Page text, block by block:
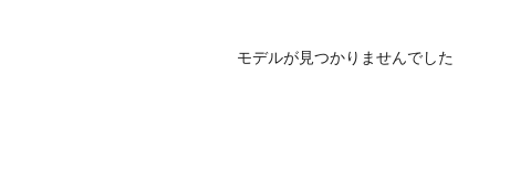
モデルが見つかりませんでした